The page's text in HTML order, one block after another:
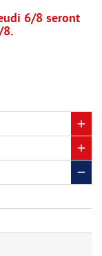
6/8 seront
8.